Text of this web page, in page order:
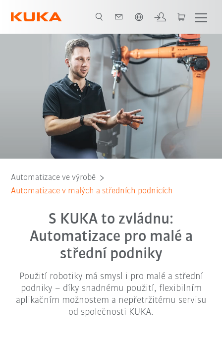
Kontakt Výhody Elektronický dokument Příklad buňky
Automatizace ve výrobě
Automatizace v malých a středních podnicích
S KUKA to zvládnu:
Automatizace pro malé a
střední podniky
Použití robotiky má smysl i pro malé a střední
podniky – díky snadnému použití, flexibilním
aplikačním možnostem a nepřetržitému servisu
od společnosti KUKA.